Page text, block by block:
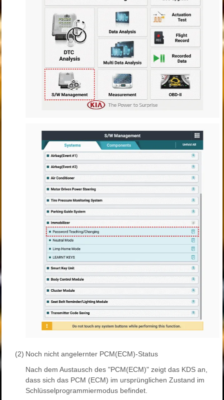
(2) Noch nicht angelernter PCM(ECM)-Status
Nach dem Austausch des "PCM(ECM)" zeigt das KDS an,
dass sich das PCM (ECM) im ursprünglichen Zustand im
Schlüsselprogrammiermodus befindet.